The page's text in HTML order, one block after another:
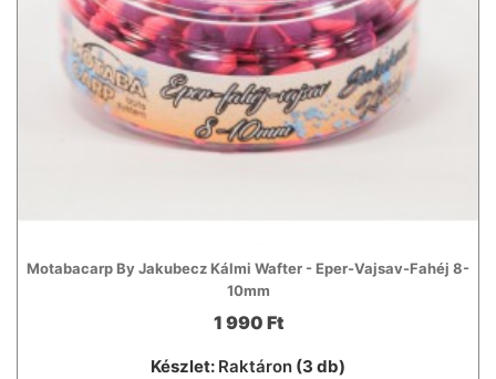
Motabacarp By Jakubecz Kálmi Wafter - Eper-Vajsav-Fahéj 8-
10mm
1 990 Ft
Készlet: Raktáron (3 db)